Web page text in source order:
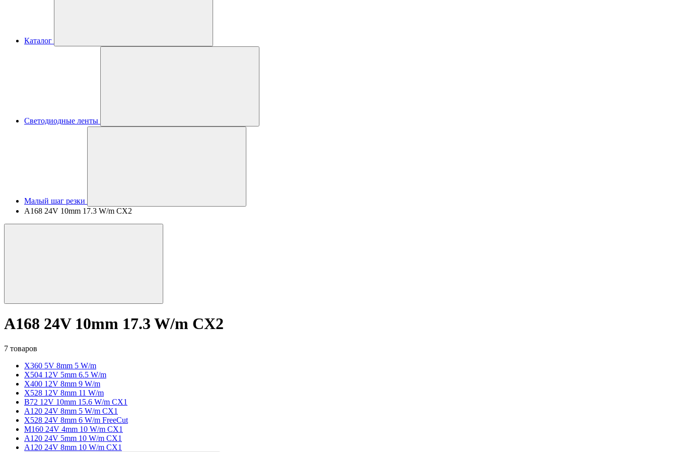
Каталог
Светодиодные ленты
Малый шаг резки
A168 24V 10mm 17.3 W/m CX2
A168 24V 10mm 17.3 W/m CX2
7 товаров
X360 5V 8mm 5 W/m
X504 12V 5mm 6.5 W/m
X400 12V 8mm 9 W/m
X528 12V 8mm 11 W/m
B72 12V 10mm 15.6 W/m CX1
A120 24V 8mm 5 W/m CX1
X528 24V 8mm 6 W/m FreeCut
M160 24V 4mm 10 W/m CX1
A120 24V 5mm 10 W/m CX1
A120 24V 8mm 10 W/m CX1